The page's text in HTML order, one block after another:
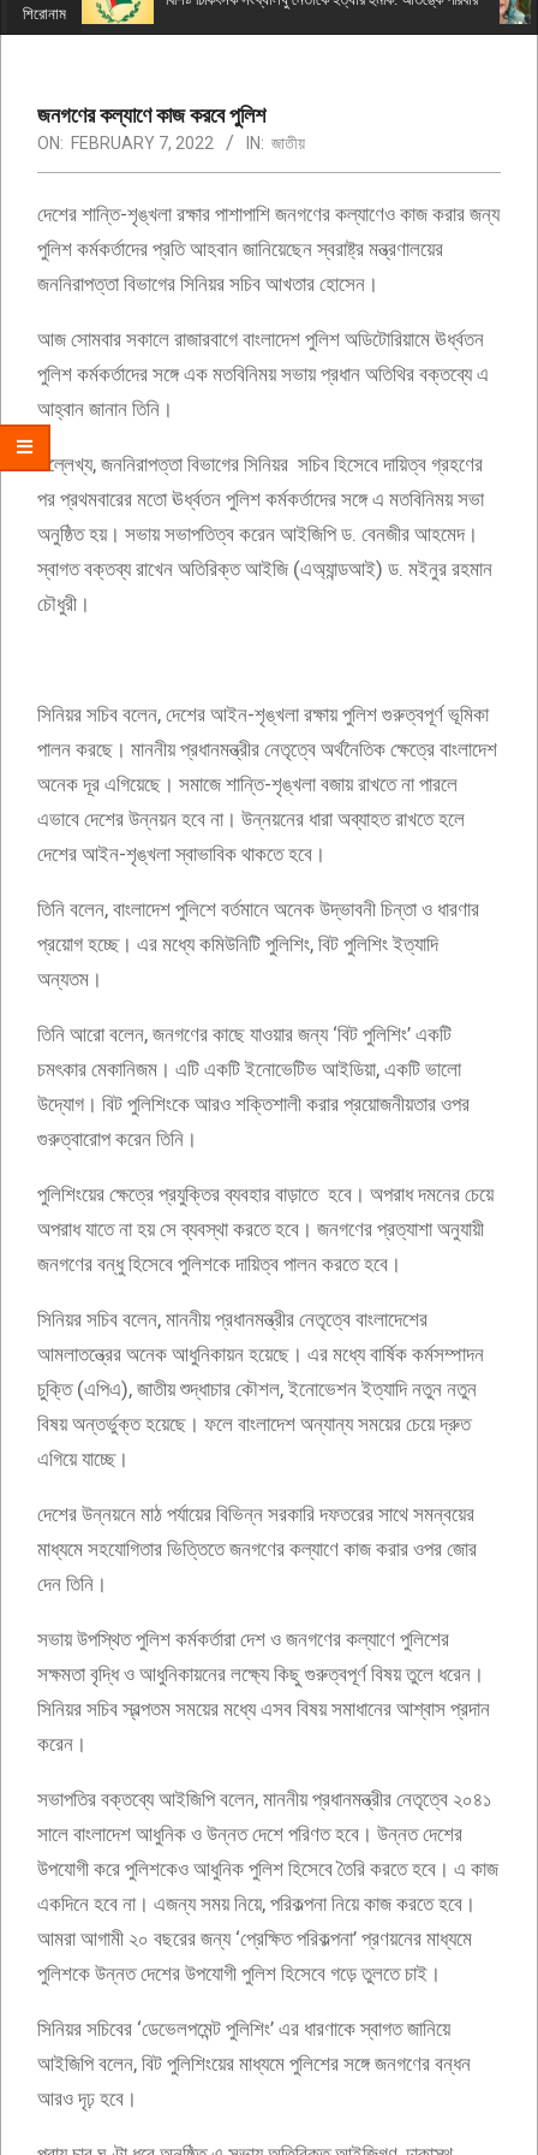
শিরোনাম
জনগণের কল্যাণে কাজ করবে পুলিশ
ON: FEBRUARY 7, 2022 IN: জাতীয়
দেশের শান্তি-শৃঙ্খলা রক্ষার পাশাপাশি জনগণের কল্যাণেও কাজ করার জন্য
পুলিশ কর্মকর্তাদের প্রতি আহবান জানিয়েছেন স্বরাষ্ট্র মন্ত্রণালয়ের
জননিরাপত্তা বিভাগের সিনিয়র সচিব আখতার হোসেন।
আজ সোমবার সকালে রাজারবাগে বাংলাদেশ পুলিশ অডিটোরিয়ামে ঊর্ধ্বতন
পুলিশ কর্মকর্তাদের সঙ্গে এক মতবিনিময় সভায় প্রধান অতিথির বক্তব্যে এ
আহ্বান জানান তিনি।
উল্লেখ্য, জননিরাপত্তা বিভাগের সিনিয়র সচিব হিসেবে দায়িত্ব গ্রহণের
পর প্রথমবারের মতো ঊর্ধ্বতন পুলিশ কর্মকর্তাদের সঙ্গে এ মতবিনিময় সভা
অনুষ্ঠিত হয়। সভায় সভাপতিত্ব করেন আইজিপি ড. বেনজীর আহমেদ।
স্বাগত বক্তব্য রাখেন অতিরিক্ত আইজি (এঅ্যান্ডআই) ড. মইনুর রহমান
চৌধুরী।
সিনিয়র সচিব বলেন, দেশের আইন-শৃঙ্খলা রক্ষায় পুলিশ গুরুত্বপূর্ণ ভূমিকা
পালন করছে। মাননীয় প্রধানমন্ত্রীর নেতৃত্বে অর্থনৈতিক ক্ষেত্রে বাংলাদেশ
অনেক দূর এগিয়েছে। সমাজে শান্তি-শৃঙ্খলা বজায় রাখতে না পারলে
এভাবে দেশের উন্নয়ন হবে না। উন্নয়নের ধারা অব্যাহত রাখতে হলে
দেশের আইন-শৃঙ্খলা স্বাভাবিক থাকতে হবে।
তিনি বলেন, বাংলাদেশ পুলিশে বর্তমানে অনেক উদ্ভাবনী চিন্তা ও ধারণার
প্রয়োগ হচ্ছে। এর মধ্যে কমিউনিটি পুলিশিং, বিট পুলিশিং ইত্যাদি
অন্যতম।
তিনি আরো বলেন, জনগণের কাছে যাওয়ার জন্য ‘বিট পুলিশিং’ একটি
চমৎকার মেকানিজম। এটি একটি ইনোভেটিভ আইডিয়া, একটি ভালো
উদ্যোগ। বিট পুলিশিংকে আরও শক্তিশালী করার প্রয়োজনীয়তার ওপর
গুরুত্বারোপ করেন তিনি।
পুলিশিংয়ের ক্ষেত্রে প্রযুক্তির ব্যবহার বাড়াতে হবে। অপরাধ দমনের চেয়ে
অপরাধ যাতে না হয় সে ব্যবস্থা করতে হবে। জনগণের প্রত্যাশা অনুযায়ী
জনগণের বন্ধু হিসেবে পুলিশকে দায়িত্ব পালন করতে হবে।
সিনিয়র সচিব বলেন, মাননীয় প্রধানমন্ত্রীর নেতৃত্বে বাংলাদেশের
আমলাতন্ত্রের অনেক আধুনিকায়ন হয়েছে। এর মধ্যে বার্ষিক কর্মসম্পাদন
চুক্তি (এপিএ), জাতীয় শুদ্ধাচার কৌশল, ইনোভেশন ইত্যাদি নতুন নতুন
বিষয় অন্তর্ভুক্ত হয়েছে। ফলে বাংলাদেশ অন্যান্য সময়ের চেয়ে দ্রুত
এগিয়ে যাচ্ছে।
দেশের উন্নয়নে মাঠ পর্যায়ের বিভিন্ন সরকারি দফতরের সাথে সমন্বয়ের
মাধ্যমে সহযোগিতার ভিত্তিতে জনগণের কল্যাণে কাজ করার ওপর জোর
দেন তিনি।
সভায় উপস্থিত পুলিশ কর্মকর্তারা দেশ ও জনগণের কল্যাণে পুলিশের
সক্ষমতা বৃদ্ধি ও আধুনিকায়নের লক্ষ্যে কিছু গুরুত্বপূর্ণ বিষয় তুলে ধরেন।
সিনিয়র সচিব স্বল্পতম সময়ের মধ্যে এসব বিষয় সমাধানের আশ্বাস প্রদান
করেন।
সভাপতির বক্তব্যে আইজিপি বলেন, মাননীয় প্রধানমন্ত্রীর নেতৃত্বে ২০৪১
সালে বাংলাদেশ আধুনিক ও উন্নত দেশে পরিণত হবে। উন্নত দেশের
উপযোগী করে পুলিশকেও আধুনিক পুলিশ হিসেবে তৈরি করতে হবে। এ কাজ
একদিনে হবে না। এজন্য সময় নিয়ে, পরিকল্পনা নিয়ে কাজ করতে হবে।
আমরা আগামী ২০ বছরের জন্য ‘প্রেক্ষিত পরিকল্পনা’ প্রণয়নের মাধ্যমে
পুলিশকে উন্নত দেশের উপযোগী পুলিশ হিসেবে গড়ে তুলতে চাই।
সিনিয়র সচিবের ‘ডেভেলপমেন্ট পুলিশিং’ এর ধারণাকে স্বাগত জানিয়ে
আইজিপি বলেন, বিট পুলিশিংয়ের মাধ্যমে পুলিশের সঙ্গে জনগণের বন্ধন
আরও দৃঢ় হবে।